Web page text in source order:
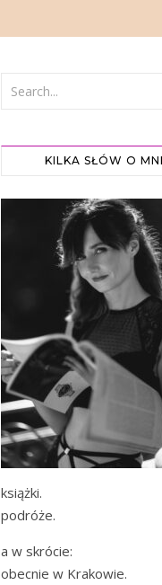
KILKA SŁÓW O
książki.
podróże.
a w skrócie:
obecnie w Krakowie.